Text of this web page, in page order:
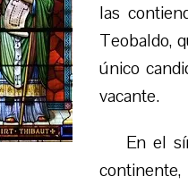
las
Teobaldo,
único
vacante.
En el
continente,